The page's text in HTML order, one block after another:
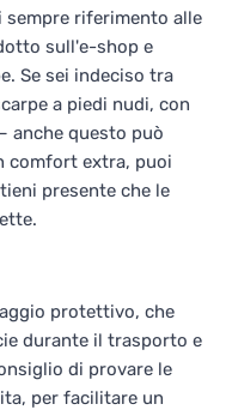
riferimento alle
sull'e-shop e
Se sei indeciso tra
a piedi nudi, con
anche questo può
comfort extra, puoi
presente che le
protettivo, che
durante il trasporto e
di provare le
per facilitare un